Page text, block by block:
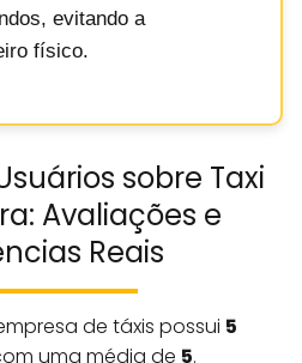
evitando a
físico.
sobre Taxi
Avaliações e
Reais
de táxis possui 5
uma média de 5.